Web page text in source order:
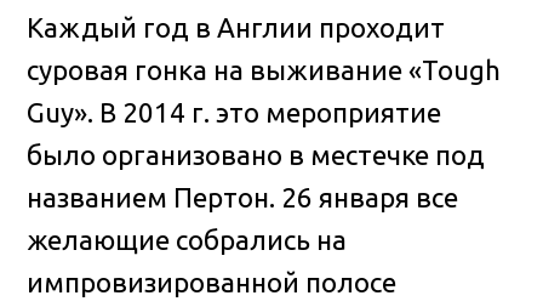
Каждый год в Англии проходит
суровая гонка на выживание «Tough
Guy». В 2014 г. это мероприятие
было организовано в местечке под
названием Пертон. 26 января все
желающие собрались на
импровизированной полосе